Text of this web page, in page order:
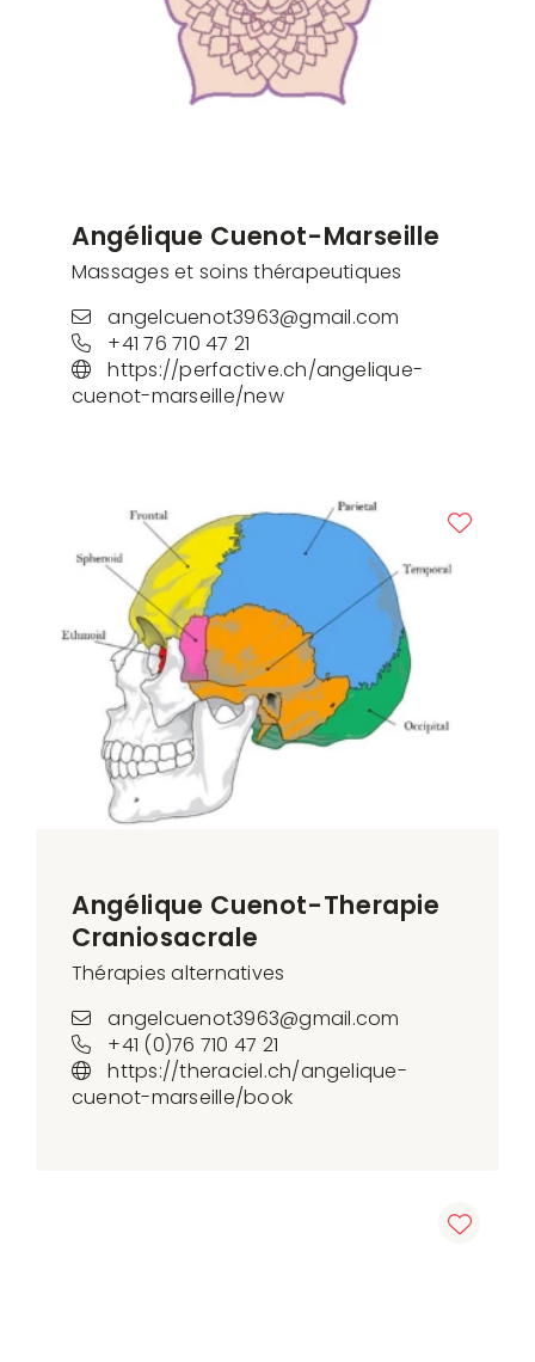
Angélique Cuenot-Marseille
Massages et soins thérapeutiques
angelcuenot3963@gmail.com
+41 76 710 47 21
https://perfactive.ch/angelique-
cuenot-marseille/new
Angélique Cuenot-Therapie
Craniosacrale
Thérapies alternatives
angelcuenot3963@gmail.com
+41 (0)76 710 47 21
https://theraciel.ch/angelique-
cuenot-marseille/book